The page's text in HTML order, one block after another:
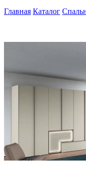
Главная Каталог